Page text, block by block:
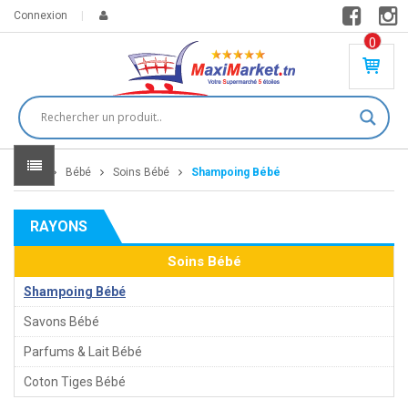
Connexion
0
PR
DU
IT(
S)
DT
Home Bébé Soins Bébé Shampoing Bébé
RAYONS
Soins Bébé
Shampoing Bébé
Savons Bébé
Parfums & Lait Bébé
Coton Tiges Bébé